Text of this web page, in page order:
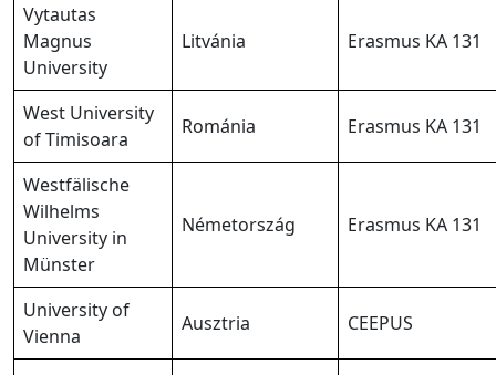
Vytautas
Magnus
University
Litvánia Erasmus KA 131
West University
of Timisoara
Románia Erasmus KA 131
Westfälische
Wilhelms
University in
Münster
Németország Erasmus KA 131
University of
Vienna
Ausztria CEEPUS